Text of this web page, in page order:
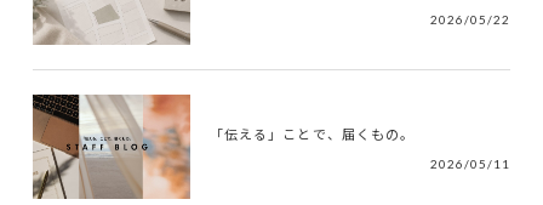
2026/05/22
「伝える」ことで、届くもの。
2026/05/11